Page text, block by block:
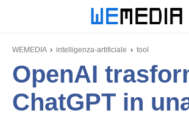
WEMEDIA intelligenza-artificiale tool
OpenAI
ChatGPT in